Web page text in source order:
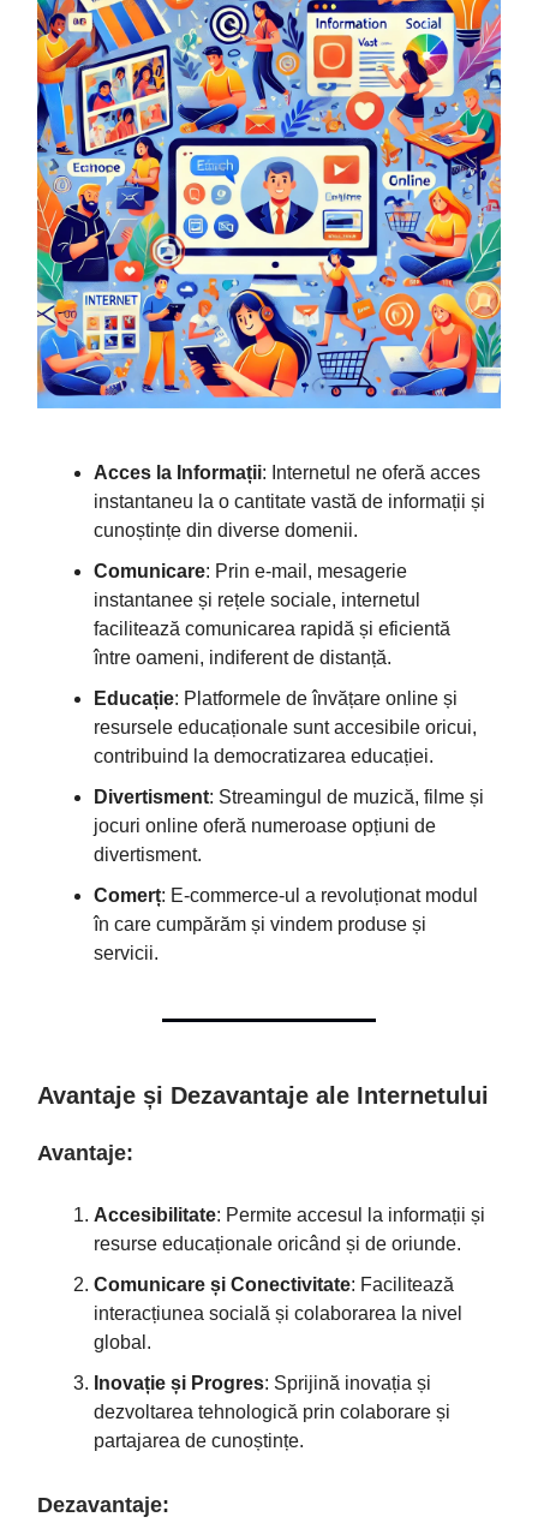
Acces la Informații: Internetul ne oferă acces
instantaneu la o cantitate vastă de informații și
cunoștințe din diverse domenii.
Comunicare: Prin e-mail, mesagerie
instantanee și rețele sociale, internetul
facilitează comunicarea rapidă și eficientă
între oameni, indiferent de distanță.
Educație: Platformele de învățare online și
resursele educaționale sunt accesibile oricui,
contribuind la democratizarea educației.
Divertisment: Streamingul de muzică, filme și
jocuri online oferă numeroase opțiuni de
divertisment.
Comerț: E-commerce-ul a revoluționat modul
în care cumpărăm și vindem produse și
servicii.
Avantaje și Dezavantaje ale Internetului
Avantaje:
Accesibilitate: Permite accesul la informații și
resurse educaționale oricând și de oriunde.
Comunicare și Conectivitate: Facilitează
interacțiunea socială și colaborarea la nivel
global.
Inovație și Progres: Sprijină inovația și
dezvoltarea tehnologică prin colaborare și
partajarea de cunoștințe.
Dezavantaje: